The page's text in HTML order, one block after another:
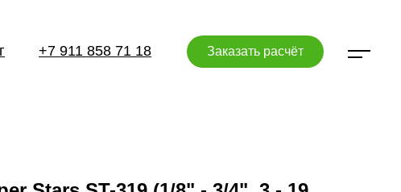
+7 911 858 71 18 Заказать расчёт